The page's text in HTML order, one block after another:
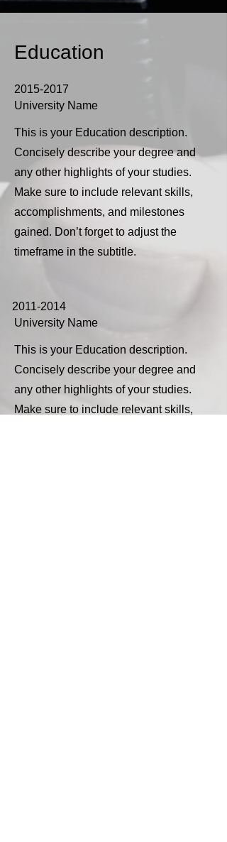
Education
2015-2017
University Name
This is your Education description.
Concisely describe your degree and
any other highlights of your studies.
Make sure to include relevant skills,
accomplishments, and milestones
gained. Don’t forget to adjust the
timeframe in the subtitle.
2011-2014
University Name
This is your Education description.
Concisely describe your degree and
any other highlights of your studies.
Make sure to include relevant skills,